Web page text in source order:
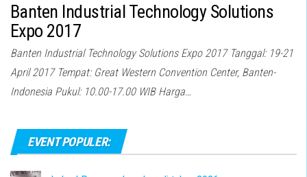
Banten Industrial Technology Solutions
Expo 2017
Banten Industrial Technology Solutions Expo 2017 Tanggal: 19-21
April 2017 Tempat: Great Western Convention Center, Banten-
Indonesia Pukul: 10.00-17.00 WIB Harga…
EVENT POPULER: